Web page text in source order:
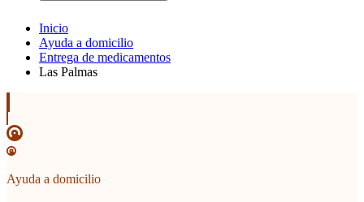
Inicio
Ayuda a domicilio
Entrega de medicamentos
Las Palmas
Ayuda a domicilio